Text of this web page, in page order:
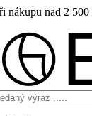
nákupu nad 2